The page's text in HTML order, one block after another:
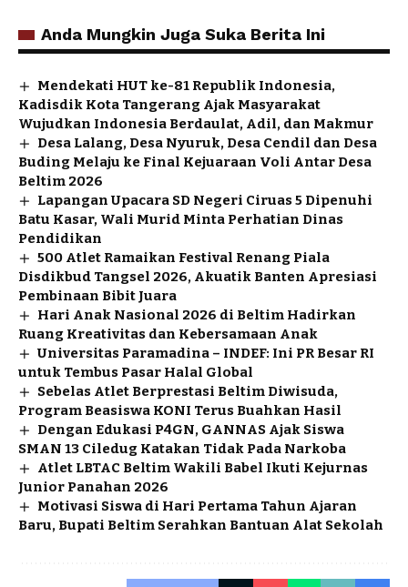
Anda Mungkin Juga Suka Berita Ini
Mendekati HUT ke-81 Republik Indonesia,
Kadisdik Kota Tangerang Ajak Masyarakat
Wujudkan Indonesia Berdaulat, Adil, dan Makmur
Desa Lalang, Desa Nyuruk, Desa Cendil dan Desa
Buding Melaju ke Final Kejuaraan Voli Antar Desa
Beltim 2026
Lapangan Upacara SD Negeri Ciruas 5 Dipenuhi
Batu Kasar, Wali Murid Minta Perhatian Dinas
Pendidikan
500 Atlet Ramaikan Festival Renang Piala
Disdikbud Tangsel 2026, Akuatik Banten Apresiasi
Pembinaan Bibit Juara
Hari Anak Nasional 2026 di Beltim Hadirkan
Ruang Kreativitas dan Kebersamaan Anak
Universitas Paramadina – INDEF: Ini PR Besar RI
untuk Tembus Pasar Halal Global
Sebelas Atlet Berprestasi Beltim Diwisuda,
Program Beasiswa KONI Terus Buahkan Hasil
Dengan Edukasi P4GN, GANNAS Ajak Siswa
SMAN 13 Ciledug Katakan Tidak Pada Narkoba
Atlet LBTAC Beltim Wakili Babel Ikuti Kejurnas
Junior Panahan 2026
Motivasi Siswa di Hari Pertama Tahun Ajaran
Baru, Bupati Beltim Serahkan Bantuan Alat Sekolah